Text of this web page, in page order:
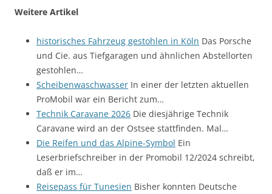
Weitere Artikel
historisches Fahrzeug gestohlen in Köln Das Porsche
und Cie. aus Tiefgaragen und ähnlichen Abstellorten
gestohlen…
Scheibenwaschwasser In einer der letzten aktuellen
ProMobil war ein Bericht zum…
Technik Caravane 2026 Die diesjährige Technik
Caravane wird an der Ostsee stattfinden. Mal…
Die Reifen und das Alpine-Symbol Ein
Leserbriefschreiber in der Promobil 12/2024 schreibt,
daß er im…
Reisepass für Tunesien Bisher konnten Deutsche